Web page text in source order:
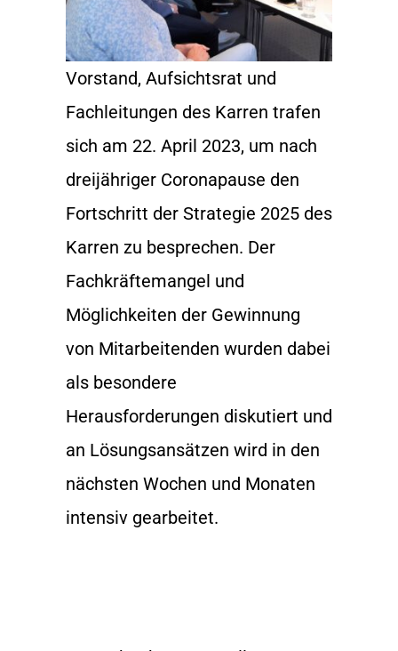
Vorstand, Aufsichtsrat und
Fachleitungen des Karren trafen
sich am 22. April 2023, um nach
dreijähriger Coronapause den
Fortschritt der Strategie 2025 des
Karren zu besprechen. Der
Fachkräftemangel und
Möglichkeiten der Gewinnung
von Mitarbeitenden wurden dabei
als besondere
Herausforderungen diskutiert und
an Lösungsansätzen wird in den
nächsten Wochen und Monaten
intensiv gearbeitet.